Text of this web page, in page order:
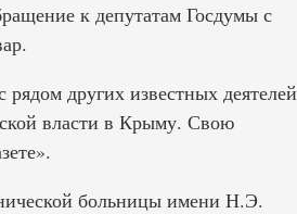
к депутатам Госдумы с
других известных деятелей
власти в Крыму. Свою
больницы имени Н.Э.